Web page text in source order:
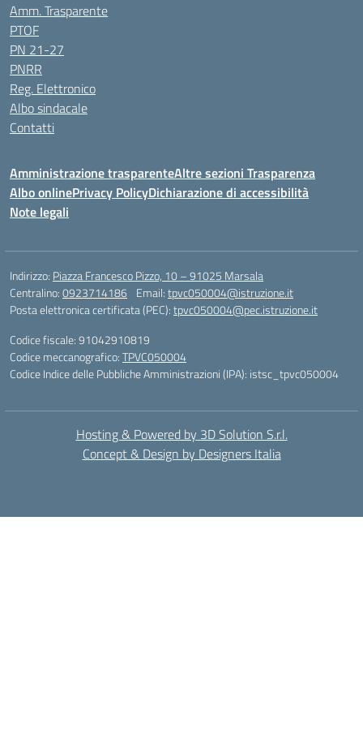
Amm. Trasparente
PTOF
PN 21-27
PNRR
Reg. Elettronico
Albo sindacale
Contatti
Amministrazione trasparenteAltre sezioni Trasparenza
Albo onlinePrivacy PolicyDichiarazione di accessibilità
Note legali
Indirizzo: Piazza Francesco Pizzo, 10 – 91025 Marsala
Centralino:0923714186 Email:tpvc050004@istruzione.it
Posta elettronica certificata (PEC):tpvc050004@pec.istruzione.it
Codice fiscale: 91042910819
Codice meccanografico:TPVC050004
Codice Indice delle Pubbliche Amministrazioni (IPA): istsc_tpvc050004
Hosting & Powered by 3D Solution S.r.l.
Concept & Design by Designers Italia